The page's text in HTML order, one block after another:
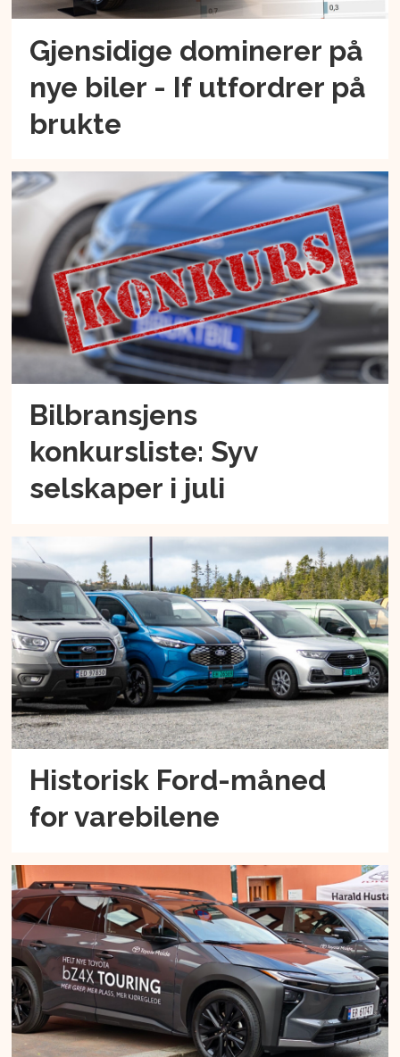
Gjensidige dominerer på
nye biler - If utfordrer på
brukte
Bilbransjens
konkursliste: Syv
selskaper i juli
Historisk Ford-måned
for varebilene